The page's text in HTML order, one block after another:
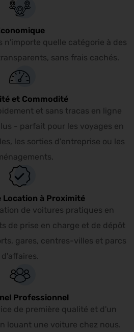
n'importe quelle catégorie à des
sans frais cachés.
et Commodité
et sans tracas en ligne
- parfait pour les voyages en
les sorties d'entreprise ou les
Location à Proximité
de voitures pratiques en
de prise en charge et de dépôt
gares, centres-villes et parcs
d'affaires.
Professionnel
de première qualité et d'un
louant une voiture chez nous.